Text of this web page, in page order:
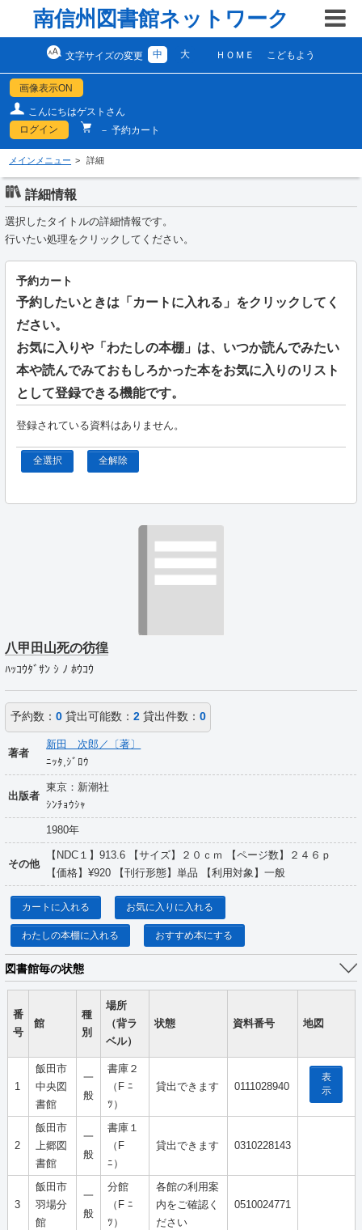
南信州図書館ネットワーク
文字サイズの変更 中 大 ＨＯＭＥ こどもよう
画像表示ON
こんにちはゲストさん
ログイン
－ 予約カート
メインメニュー 詳細
詳細情報
選択したタイトルの詳細情報です。
行いたい処理をクリックしてください。
予約カート
予約したいときは「カートに入れる」をクリックしてく
ださい。
お気に入りや「わたしの本棚」は、いつか読んでみたい
本や読んでみておもしろかった本をお気に入りのリスト
として登録できる機能です。
登録されている資料はありません。
全選択 全解除
八甲田山死の彷徨
ﾊｯｺｳﾀﾞｻﾝ ｼ ﾉ ﾎｳｺｳ
予約数： 0貸出可能数： 2貸出件数： 0
著者
新田 次郎／〔著〕
ﾆｯﾀ,ｼﾞﾛｳ
出版者
東京：新潮社
ｼﾝﾁｮｳｼｬ
1980年
その他
【NDC１】913.6 【サイズ】２０ｃｍ 【ページ数】２４６ｐ
【価格】¥920 【刊行形態】単品 【利用対象】一般
カートに入れる お気に入りに入れる
わたしの本棚に入れる おすすめ本にする
図書館毎の状態
番
号
館
種
別
場所
（背ラ
ベル）
状態 資料番号 地図
1
飯田市
中央図
書館
一
般
書庫２
（F ﾆ
ﾂ）
貸出できます 0111028940
表
示
2
飯田市
上郷図
書館
一
般
書庫１
（F
ﾆ）
貸出できます 0310228143
3
飯田市
羽場分
館
一
般
分館
（F ﾆ
ﾂ）
各館の利用案
内をご確認く
ださい
0510024771